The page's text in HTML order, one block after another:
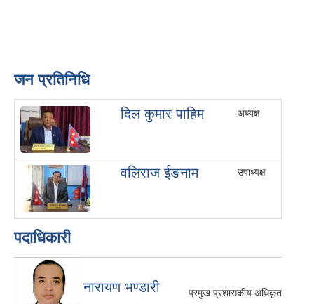
जन प्रतिनिधि
दिल कुमार पाहिम अध्यक्ष
वलिराज ईङनाम उपाध्यक्ष
पदाधिकारी
नारायण भण्डारी प्रमुख प्रशासकीय अधिकृत